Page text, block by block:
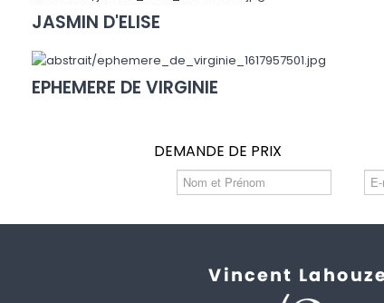
JASMIN D'ELISE
EPHEMERE DE VIRGINIE
DEMANDE DE PRIX